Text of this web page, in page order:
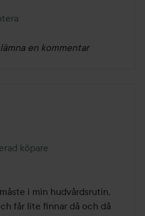
en kommentar
4 år
köpare
i min hudvårdsrutin.
får lite finnar då och då